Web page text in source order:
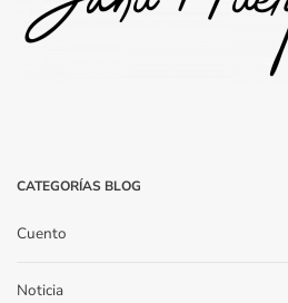
CATEGORÍAS BLOG
Cuento
Noticia